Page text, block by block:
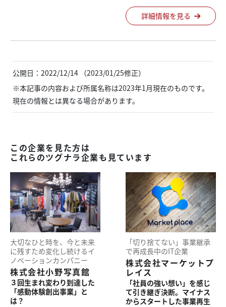
詳細情報を見る
公開日：2022/12/14 （2023/01/25修正）
※本記事の内容および所属名称は2023年1月現在のものです。
現在の情報とは異なる場合があります。
この企業を見た方は
これらのツグナラ企業も見ています
大切なひと時を、 今と未来
に残すため変化し続けるイ
ノベーションカンパニー
株式会社小野写真館
３回生まれ変わり到達した
「感動体験創出事業」 と
は？
「切り捨てない」 事業継承
で再成長中のIT企業
株式会社マーケットプ
レイス
「社員の強い想い」を感じ
て引き継ぎ決断。 マイナス
からスタートした事業再生